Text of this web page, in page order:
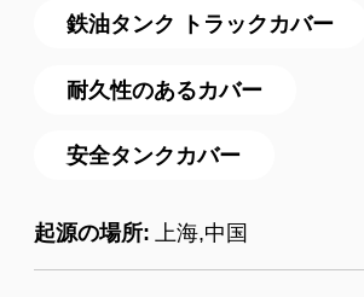
鉄油タンク トラックカバー
耐久性のあるカバー
安全タンクカバー
起源の場所: 上海,中国